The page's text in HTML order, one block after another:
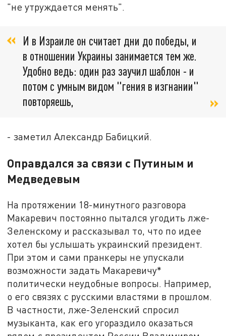
"не утруждается менять".
И в Израиле он считает дни до победы, и
в отношении Украины занимается тем же.
Удобно ведь: один раз заучил шаблон - и
потом с умным видом "гения в изгнании"
повторяешь,
- заметил Александр Бабицкий.
Оправдался за связи с Путиным и
Медведевым
На протяжении 18-минутного разговора
Макаревич постоянно пытался угодить лже-
Зеленскому и рассказывал то, что по идее
хотел бы услышать украинский президент.
При этом и сами пранкеры не упускали
возможности задать Макаревичу*
политически неудобные вопросы. Например,
о его связях с русскими властями в прошлом.
В частности, лже-Зеленский спросил
музыканта, как его угораздило оказаться